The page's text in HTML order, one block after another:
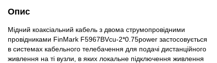
Опис
Мідний коаксіальний кабель з двома струмопровідними
провідниками FinMark F5967BVcu-2*0.75power застосовується
в системах кабельного телебачення для подачі дистанційного
живлення на ті вузли, в яких локальне підключення живлення